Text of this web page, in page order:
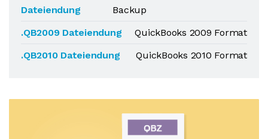
Dateiendung
Backup
.QB2009 Dateiendung
QuickBooks 2009 Format
.QB2010 Dateiendung
QuickBooks 2010 Format